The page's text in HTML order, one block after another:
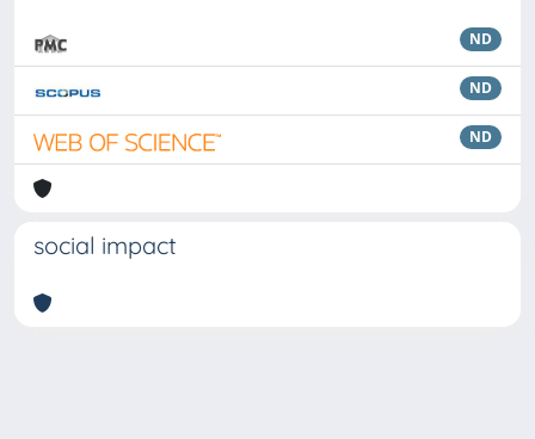
ND
ND
ND
social impact